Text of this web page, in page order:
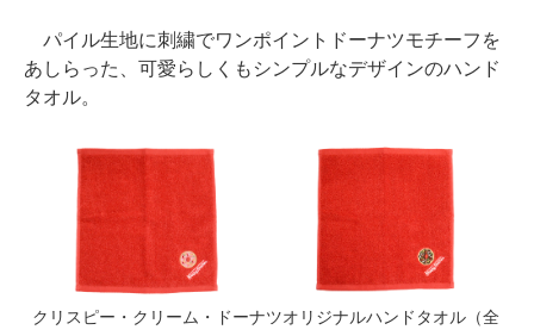
パイル生地に刺繍でワンポイントドーナツモチーフを
あしらった、可愛らしくもシンプルなデザインのハンド
タオル。
クリスピー・クリーム・ドーナツオリジナルハンドタオル（全